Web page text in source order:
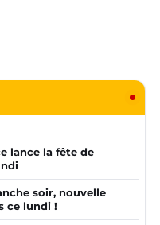
lance la fête de
soir, nouvelle
ce lundi !